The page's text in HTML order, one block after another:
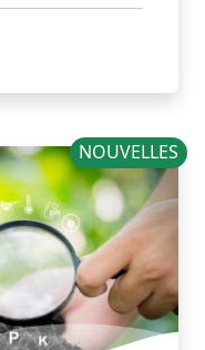
NOUVELLES